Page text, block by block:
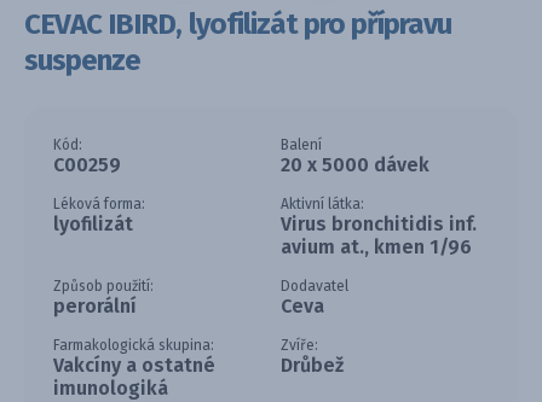
CEVAC IBIRD, lyofilizát pro přípravu
suspenze
Kód:
C00259
Balení
20 x 5000 dávek
Léková forma:
lyofilizát
Aktivní látka:
Virus bronchitidis inf.
avium at., kmen 1/96
Způsob použití:
perorální
Dodavatel
Ceva
Farmakologická skupina:
Vakcíny a ostatné
imunologiká
Zvíře:
Drůbež